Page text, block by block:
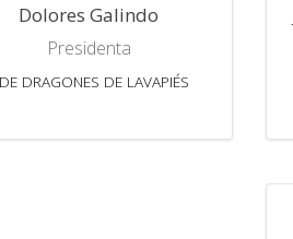
Dolores Galindo
Presidenta
DRAGONES DE LAVAPIÉS